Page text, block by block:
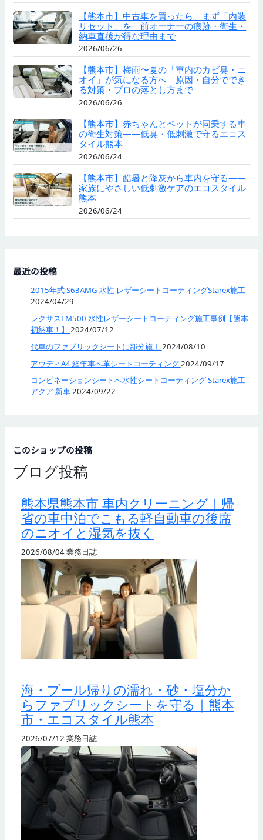
【熊本市】中古車を買ったら、まず「内装
リセット」を｜前オーナーの痕跡・衛生・
納車直後が得な理由まで
2026/06/26
【熊本市】梅雨〜夏の「車内のカビ臭・ニ
オイ」が気になる方へ｜原因・自分ででき
る対策・プロの落とし方まで
2026/06/26
【熊本市】赤ちゃんとペットが同乗する車
の衛生対策——低臭・低刺激で守るエコス
タイル熊本
2026/06/24
【熊本市】酷暑と降灰から車内を守る——
家族にやさしい低刺激ケアのエコスタイル
熊本
2026/06/24
最近の投稿
2015年式 S63AMG 水性 レザーシートコーティングStarex施工
2024/04/29
レクサスLM500 水性レザーシートコーティング施工事例【熊本
初納車！】 2024/07/12
代車のファブリックシートに部分施工2024/08/10
アウディA4 経年車へ革シートコーティング 2024/09/17
コンビネーションシートへ水性シートコーティング Starex施工
アクア 新車2024/09/22
このショップの投稿
ブログ投稿
熊本県熊本市 車内クリーニング｜帰
省の車中泊でこもる軽自動車の後席
のニオイと湿気を抜く
2026/08/04業務日誌
海・プール帰りの濡れ・砂・塩分か
らファブリックシートを守る｜熊本
市・エコスタイル熊本
2026/07/12 業務日誌